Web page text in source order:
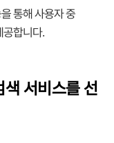
통해 사용자 중
공합니다.
서비스를 선